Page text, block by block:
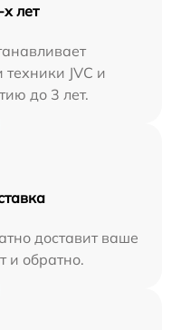
лет
JVC и
до 3 лет.
доставит ваше
и обратно.